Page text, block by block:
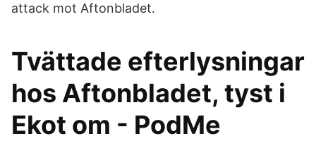
attack mot Aftonbladet.
Tvättade efterlysningar
hos Aftonbladet, tyst i
Ekot om - PodMe